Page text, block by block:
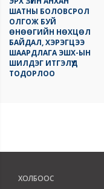
ШАТНЫ БОЛОВСРОЛ
ОЛГОЖ БУЙ
ӨНӨӨГИЙН НӨХЦӨЛ
БАЙДАЛ, ХЭРЭГЦЭЭ
ШААРДЛАГА ЭШХ-ЫН
ШИЛДЭГ ИТГЭЛҮҮД
ТОДОРЛОО
ХОЛБООС